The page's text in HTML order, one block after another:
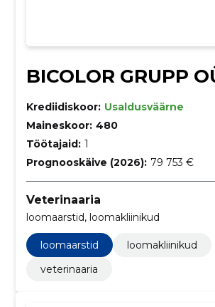
BICOLOR GRUPP
Krediidiskoor: Usaldusväärne
Maineskoor: 480
Töötajaid: 1
Prognooskäive (2026): 79 753 €
Veterinaaria
loomaarstid, loomakliinikud
loomaarstid
loomakliinikud
veterinaaria